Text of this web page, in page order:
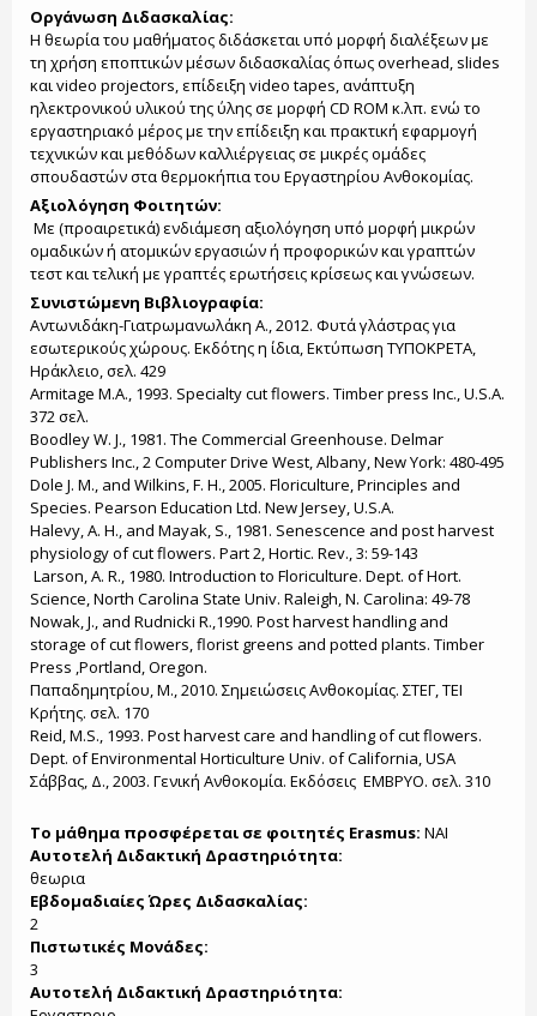
Οργάνωση Διδασκαλίας:
Η θεωρία του μαθήματος διδάσκεται υπό μορφή διαλέξεων με
τη χρήση εποπτικών μέσων διδασκαλίας όπως overhead, slides
και video projectors, επίδειξη video tapes, ανάπτυξη
ηλεκτρονικού υλικού της ύλης σε μορφή CD ROM κ.λπ. ενώ το
εργαστηριακό μέρος με την επίδειξη και πρακτική εφαρμογή
τεχνικών και μεθόδων καλλιέργειας σε μικρές ομάδες
σπουδαστών στα θερμοκήπια του Εργαστηρίου Ανθοκομίας.
Αξιολόγηση Φοιτητών:
Με (προαιρετικά) ενδιάμεση αξιολόγηση υπό μορφή μικρών
ομαδικών ή ατομικών εργασιών ή προφορικών και γραπτών
τεστ και τελική με γραπτές ερωτήσεις κρίσεως και γνώσεων.
Συνιστώμενη Βιβλιογραφία:
Αντωνιδάκη-Γιατρωμανωλάκη Α., 2012. Φυτά γλάστρας για
εσωτερικούς χώρους. Εκδότης η ίδια, Εκτύπωση ΤΥΠΟΚΡΕΤΑ,
Ηράκλειο, σελ. 429
Armitage M.A., 1993. Specialty cut flowers. Timber press Inc., U.S.A.
372 σελ.
Boodley W. J., 1981. The Commercial Greenhouse. Delmar
Publishers Inc., 2 Computer Drive West, Albany, New York: 480-495
Dole J. M., and Wilkins, F. H., 2005. Floriculture, Principles and
Species. Pearson Education Ltd. New Jersey, U.S.A.
Halevy, A. H., and Mayak, S., 1981. Senescence and post harvest
physiology of cut flowers. Part 2, Hortic. Rev., 3: 59-143
Larson, A. R., 1980. Introduction to Floriculture. Dept. of Hort.
Science, North Carolina State Univ. Raleigh, N. Carolina: 49-78
Nowak, J., and Rudnicki R.,1990. Post harvest handling and
storage of cut flowers, florist greens and potted plants. Timber
Press ,Portland, Oregon.
Παπαδημητρίου, Μ., 2010. Σημειώσεις Ανθοκομίας. ΣΤΕΓ, ΤΕΙ
Κρήτης. σελ. 170
Reid, M.S., 1993. Post harvest care and handling of cut flowers.
Dept. of Environmental Horticulture Univ. of California, USA
Σάββας, Δ., 2003. Γενική Ανθοκομία. Εκδόσεις ΕΜΒΡΥΟ. σελ. 310
Το μάθημα προσφέρεται σε φοιτητές Erasmus: NAI
Αυτοτελή Διδακτική Δραστηριότητα:
θεωρια
Εβδομαδιαίες Ώρες Διδασκαλίας:
2
Πιστωτικές Μονάδες:
3
Αυτοτελή Διδακτική Δραστηριότητα: